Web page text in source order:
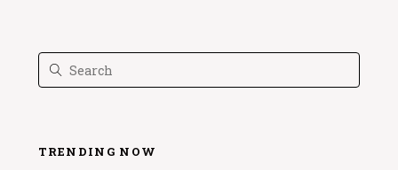
TRENDING NOW